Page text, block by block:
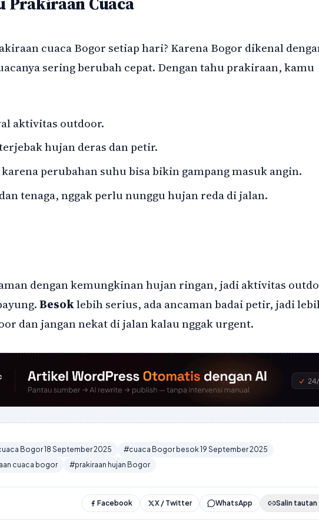
cuaca Bogor setiap hari? Karena Bogor dikenal
sering berubah cepat. Dengan tahu prakiraan, kamu
aktivitas outdoor.
hujan deras dan petir.
perubahan suhu bisa bikin gampang masuk angin.
tenaga, nggak perlu nunggu hujan reda di jalan.
dengan kemungkinan hujan ringan, jadi aktivitas
Besoklebih serius, ada ancaman badai petir, jadi
dan jangan nekat di jalan kalau nggak urgent.
Bogor 18 September 2025
#cuaca Bogor besok 19 September 2025
cuaca bogor #prakiraan hujan Bogor
Facebook X / Twitter WhatsApp Salin tautan